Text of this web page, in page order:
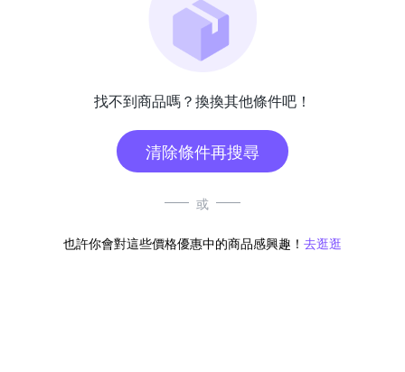
找不到商品嗎？換換其他條件吧！
清除條件再搜尋
或
也許你會對這些價格優惠中的商品感興趣！ 去逛逛